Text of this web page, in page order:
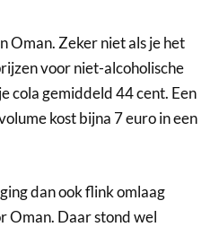
Oman. Zeker niet als je het
voor niet-alcoholische
cola gemiddeld 44 cent. Een
kost bijna 7 euro in een
dan ook flink omlaag
Oman. Daar stond wel